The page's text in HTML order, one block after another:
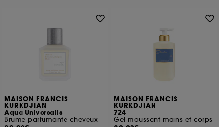
MAISON FRANCIS
KURKDJIAN
Aqua Universalis
Brume parfumante cheveux
MAISON FRANCIS
KURKDJIAN
724
Gel moussant mains et corps